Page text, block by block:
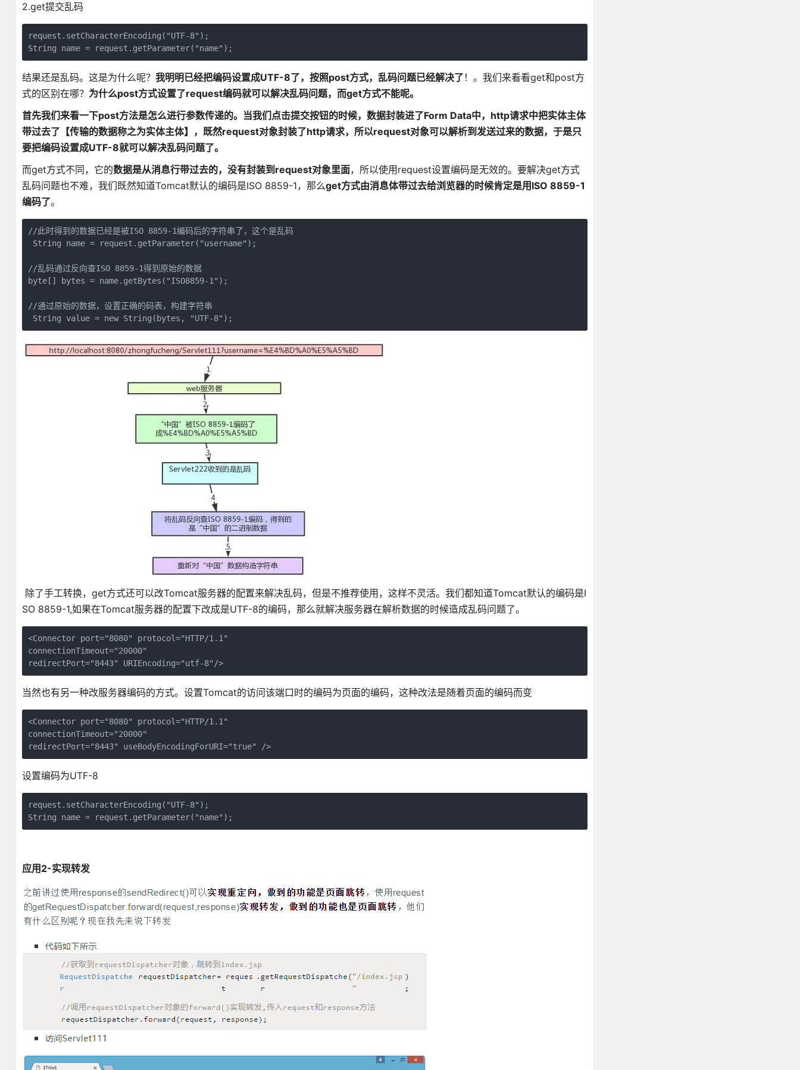
2.get提交乱码
request.setCharacterEncoding("UTF-8");
String name = request.getParameter("name");
结果还是乱码。这是为什么呢？ 我明明已经把编码设置成UTF-8了，按照post方式，乱码问题已经解决了 ！。我们来看看get和post方
式的区别在哪？ 为什么post方式设置了request编码就可以解决乱码问题，而get方式不能呢。
首先我们来看一下post方法是怎么进行参数传递的。当我们点击提交按钮的时候，数据封装进了Form Data中， http请求中把实体主体
带过去了【传输的数据称之为实体主体】
，既然request对象封装了http请求，所以request对象可以解析到发送过来的数据，于是只
要把编码设置成UTF-8就可以解决乱码问题了。
而get方式不同，它的数据是从消息行带过去的，没有封装到request对象里面，所以使用request设置编码是无效的。要解决get方式
乱码问题也不难，我们既然知道Tomcat默认的编码是ISO 8859-1，那么get方式由消息体带过去给浏览器的时候肯定是用ISO 8859-1
编码了。
//此时得到的数据已经是被ISO 8859-1编码后的字符串了，这个是乱码
String name = request.getParameter("username");
//乱码通过反向查ISO 8859-1得到原始的数据
byte[] bytes = name.getBytes("ISO8859-1");
//通过原始的数据，设置正确的码表，构建字符串
String value = new String(bytes, "UTF-8");
除了手工转换，get方式还可以改Tomcat服务器的配置来解决乱码，但是不推荐使用，这样不灵活。我们都知道Tomcat默认的编码是I
SO 8859-1,如果在Tomcat服务器的配置下改成是UTF-8的编码，那么就解决服务器在解析数据的时候造成乱码问题了。
<Connector port="8080" protocol="HTTP/1.1"
connectionTimeout="20000"
redirectPort="8443" URIEncoding="utf-8"/>
当然也有另一种改服务器编码的方式。设置Tomcat的访问该端口时的编码为页面的编码，这种改法是随着页面的编码而变
<Connector port="8080" protocol="HTTP/1.1"
connectionTimeout="20000"
redirectPort="8443" useBodyEncodingForURI="true" />
设置编码为UTF-8
request.setCharacterEncoding("UTF-8");
String name = request.getParameter("name");
应用2-实现转发